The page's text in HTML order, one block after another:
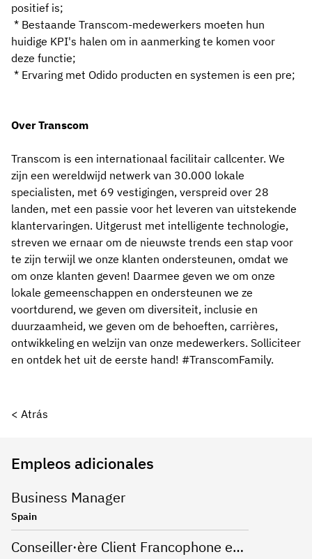
positief is;
* Bestaande Transcom-medewerkers moeten hun
huidige KPI's halen om in aanmerking te komen voor
deze functie;
* Ervaring met Odido producten en systemen is een pre;
Over Transcom
Transcom is een internationaal facilitair callcenter. We
zijn een wereldwijd netwerk van 30.000 lokale
specialisten, met 69 vestigingen, verspreid over 28
landen, met een passie voor het leveren van uitstekende
klantervaringen. Uitgerust met intelligente technologie,
streven we ernaar om de nieuwste trends een stap voor
te zijn terwijl we onze klanten ondersteunen, omdat we
om onze klanten geven! Daarmee geven we om onze
lokale gemeenschappen en ondersteunen we ze
voortdurend, we geven om diversiteit, inclusie en
duurzaamheid, we geven om de behoeften, carrières,
ontwikkeling en welzijn van onze medewerkers. Solliciteer
en ontdek het uit de eerste hand! #TranscomFamily.
< Atrás
Empleos adicionales
Business Manager
Spain
Conseiller·ère Client Francophone en Télétravail (Barcelone)